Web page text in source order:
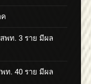
พท. 3 ราย มีผล
ท. 40 ราย มีผล